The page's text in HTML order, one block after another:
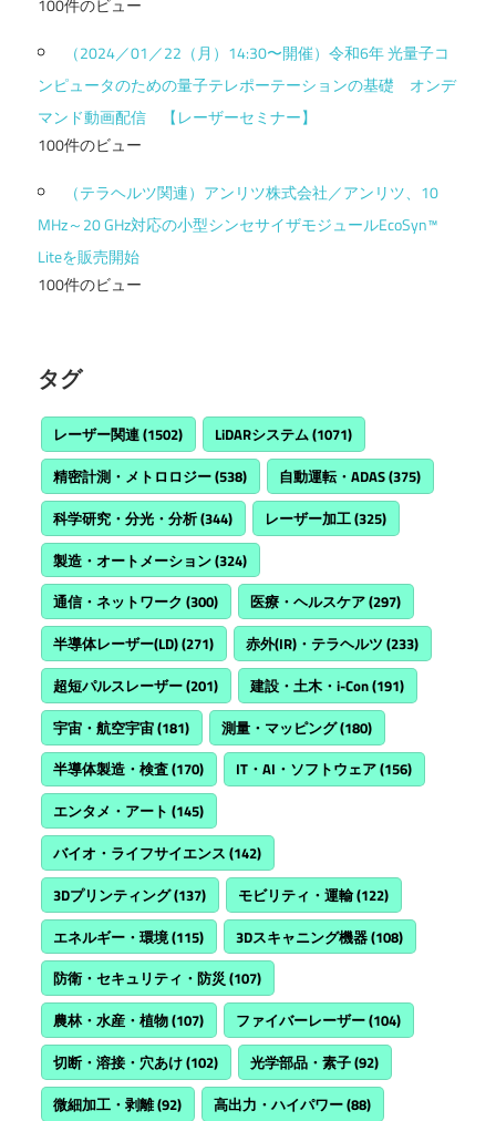
100件のビュー
（2024／01／22（月）14:30〜開催）令和6年 光量子コ
ンピュータのための量子テレポーテーションの基礎 オンデ
マンド動画配信 【レーザーセミナー】
100件のビュー
（テラヘルツ関連）アンリツ株式会社／アンリツ、10
MHz～20 GHz対応の小型シンセサイザモジュールEcoSyn™
Liteを販売開始
100件のビュー
タグ
レーザー関連(1502) LiDARシステム(1071)
精密計測・メトロロジー(538) 自動運転・ADAS(375)
科学研究・分光・分析(344) レーザー加工(325)
製造・オートメーション(324)
通信・ネットワーク (300) 医療・ヘルスケア(297)
半導体レーザー(LD)(271) 赤外(IR)・テラヘルツ (233)
超短パルスレーザー(201) 建設・土木・i-Con(191)
宇宙・航空宇宙(181) 測量・マッピング(180)
半導体製造・検査(170) IT・AI・ソフトウェア(156)
エンタメ・アート (145)
バイオ・ライフサイエンス (142)
3Dプリンティング(137) モビリティ・運輸(122)
エネルギー・環境(115) 3Dスキャニング機器(108)
防衛・セキュリティ・防災(107)
農林・水産・植物(107) ファイバーレーザー(104)
切断・溶接・穴あけ(102) 光学部品・素子(92)
微細加工・剥離(92) 高出力・ハイパワー(88)